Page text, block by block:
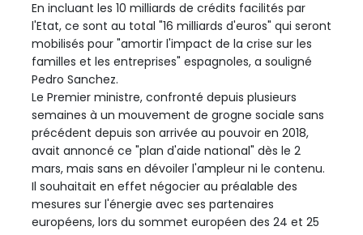
En incluant les 10 milliards de crédits facilités par
l'Etat, ce sont au total "16 milliards d'euros" qui seront
mobilisés pour "amortir l'impact de la crise sur les
familles et les entreprises" espagnoles, a souligné
Pedro Sanchez.
Le Premier ministre, confronté depuis plusieurs
semaines à un mouvement de grogne sociale sans
précédent depuis son arrivée au pouvoir en 2018,
avait annoncé ce "plan d'aide national" dès le 2
mars, mais sans en dévoiler l'ampleur ni le contenu.
Il souhaitait en effet négocier au préalable des
mesures sur l'énergie avec ses partenaires
européens, lors du sommet européen des 24 et 25